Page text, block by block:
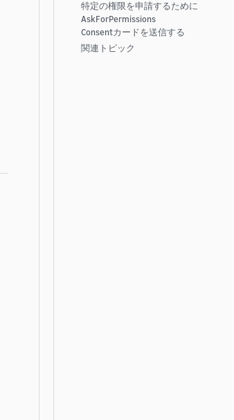
特定の権限を申請するために
AskForPermissions
Consentカードを送信する
関連トピック